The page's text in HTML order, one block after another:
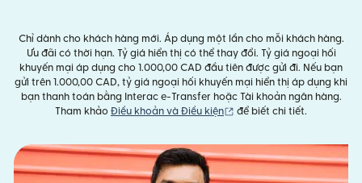
Chỉ dành cho khách hàng mới. Áp dụng một lần cho mỗi khách hàng.
Ưu đãi có thời hạn. Tỷ giá hiển thị có thể thay đổi. Tỷ giá ngoại hối
khuyến mại áp dụng cho 1.000,00 CAD đầu tiên được gửi đi. Nếu bạn
gửi trên 1.000,00 CAD, tỷ giá ngoại hối khuyến mại hiển thị áp dụng khi
bạn thanh toán bằng Interac e-Transfer hoặc Tài khoản ngân hàng.
Tham khảo Điều khoản và Điều kiện (mở trong cửa sổ mới)
để biết chi tiết.